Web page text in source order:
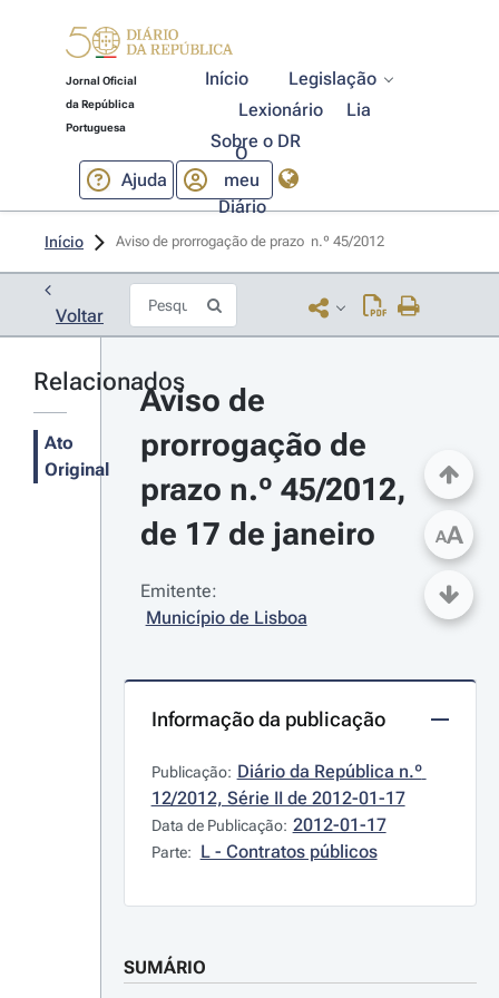
Jornal Oficial
da República
Portuguesa
Início
Legislação
Lexionário
Lia
Sobre o DR
Ajuda
O
meu
Diário
Início Aviso de prorrogação de prazo  n.º 45/2012
Voltar
Relacionados
Ato
Original
Aviso de
prorrogação de
prazo n.º 45/2012,
de 17 de janeiro
Emitente:
Município de Lisboa
Informação da publicação
Publicação: Diário da República n.º
12/2012, Série II de 2012-01-17
Data de Publicação: 2012-01-17
Parte: L - Contratos públicos
SUMÁRIO
AA